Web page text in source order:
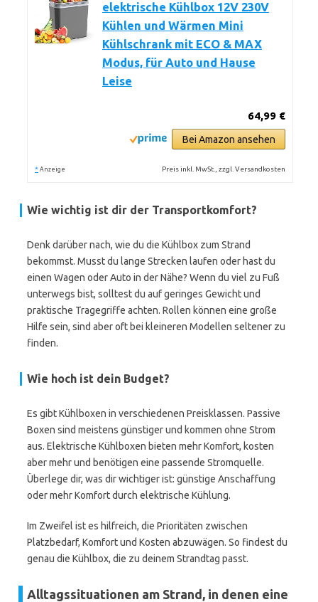
elektrische Kühlbox 12V 230V
Kühlen und Wärmen Mini
Kühlschrank mit ECO & MAX
Modus, für Auto und Hause
Leise
64,99 €
Bei Amazon ansehen
* Anzeige Preis inkl. MwSt., zzgl. Versandkosten
Wie wichtig ist dir der Transportkomfort?
Denk darüber nach, wie du die Kühlbox zum Strand
bekommst. Musst du lange Strecken laufen oder hast du
einen Wagen oder Auto in der Nähe? Wenn du viel zu Fuß
unterwegs bist, solltest du auf geringes Gewicht und
praktische Tragegriffe achten. Rollen können eine große
Hilfe sein, sind aber oft bei kleineren Modellen seltener zu
finden.
Wie hoch ist dein Budget?
Es gibt Kühlboxen in verschiedenen Preisklassen. Passive
Boxen sind meistens günstiger und kommen ohne Strom
aus. Elektrische Kühlboxen bieten mehr Komfort, kosten
aber mehr und benötigen eine passende Stromquelle.
Überlege dir, was dir wichtiger ist: günstige Anschaffung
oder mehr Komfort durch elektrische Kühlung.
Im Zweifel ist es hilfreich, die Prioritäten zwischen
Platzbedarf, Komfort und Kosten abzuwägen. So findest du
genau die Kühlbox, die zu deinem Strandtag passt.
Alltagssituationen am Strand, in denen eine